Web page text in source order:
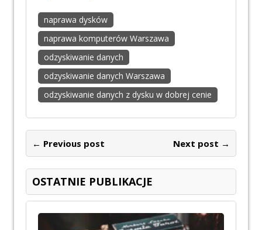
naprawa dysków
naprawa komputerów Warszawa
odzyskiwanie danych
odzyskiwanie danych Warszawa
odzyskiwanie danych z dysku w dobrej cenie
← Previous post Next post →
OSTATNIE PUBLIKACJE